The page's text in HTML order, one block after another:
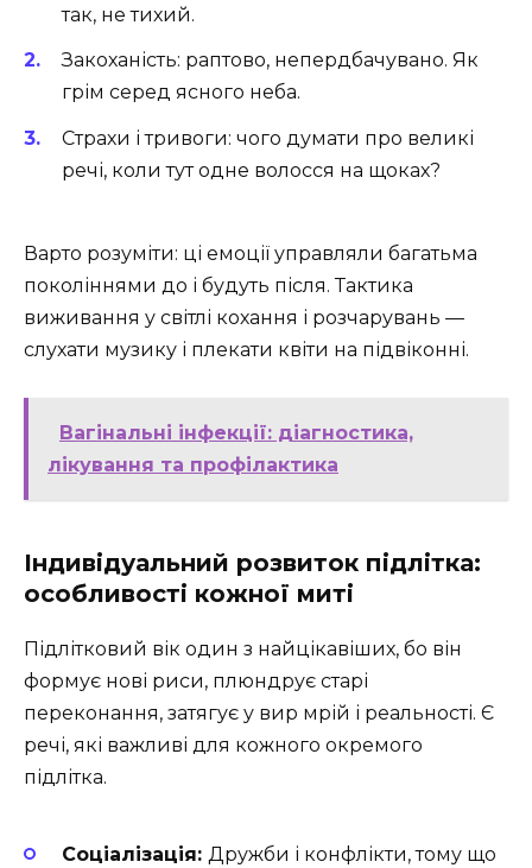
так, не тихий.
Закоханість: раптово, непердбачувано. Як
грім серед ясного неба.
Страхи і тривоги: чого думати про великі
речі, коли тут одне волосся на щоках?
Варто розуміти: ці емоції управляли багатьма
поколіннями до і будуть після. Тактика
виживання у світлі кохання і розчарувань —
слухати музику і плекати квіти на підвіконні.
Вагінальні інфекції: діагностика,
лікування та профілактика
Індивідуальний розвиток підлітка:
особливості кожної миті
Підлітковий вік один з найцікавіших, бо він
формує нові риси, плюндрує старі
переконання, затягує у вир мрій і реальності. Є
речі, які важливі для кожного окремого
підлітка.
Соціалізація: Дружби і конфлікти, тому що